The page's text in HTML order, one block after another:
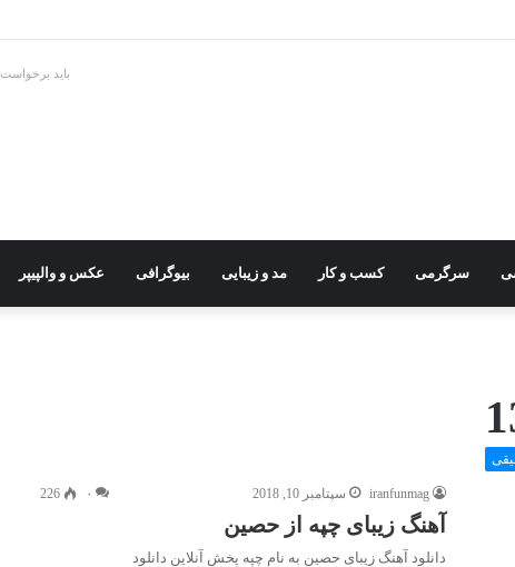
باید برخواست
سرگرمی کسب و کار مد و زیبایی بیوگرافی عکس و والپیپر
iranfunmag سپتامبر 10, 2018 ۰ 226
آهنگ زیبای چپه از حصین
دانلود آهنگ زیبای حصین به نام چپه پخش آنلاین دانلود